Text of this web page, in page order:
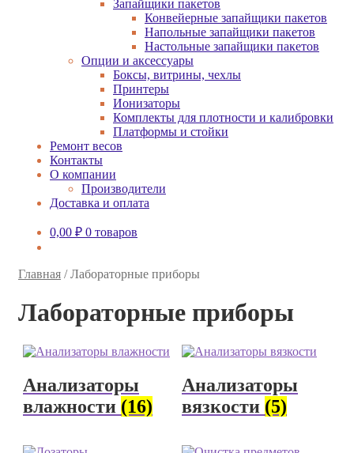
Запайщики пакетов
Конвейерные запайщики пакетов
Напольные запайщики пакетов
Настольные запайщики пакетов
Опции и аксессуары
Боксы, витрины, чехлы
Принтеры
Ионизаторы
Комплекты для плотности и калибровки
Платформы и стойки
Ремонт весов
Контакты
О компании
Производители
Доставка и оплата
0,00 ₽ 0 товаров
Главная /Лабораторные приборы
Лабораторные приборы
Анализаторы
влажности (16)
Анализаторы
вязкости (5)